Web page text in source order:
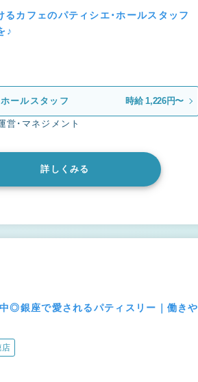
カフェのパティシエ・ホールスタッフ
♪
ホールスタッフ 時給 1,226円〜
営・マネジメント
詳しくみる
中◎銀座で愛されるパティスリー｜働きや
店